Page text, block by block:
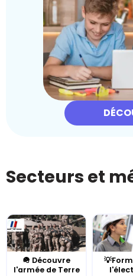
Secteurs et
🪖 Découvre
l'armée de Terre